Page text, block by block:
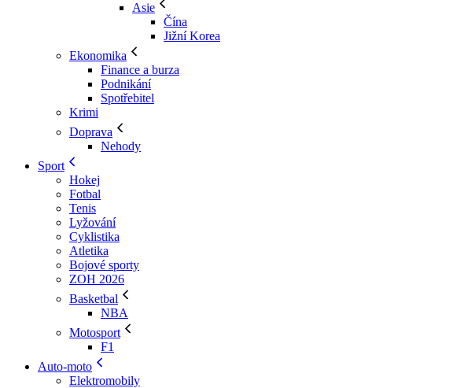
Asie
Čína
Jižní Korea
Ekonomika
Finance a burza
Podnikání
Spotřebitel
Krimi
Doprava
Nehody
Sport
Hokej
Fotbal
Tenis
Lyžování
Cyklistika
Atletika
Bojové sporty
ZOH 2026
Basketbal
NBA
Motosport
F1
Auto-moto
Elektromobily